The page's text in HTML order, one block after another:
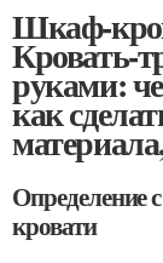
Шкаф-
Кровать-
руками:
как
Определение
кровати